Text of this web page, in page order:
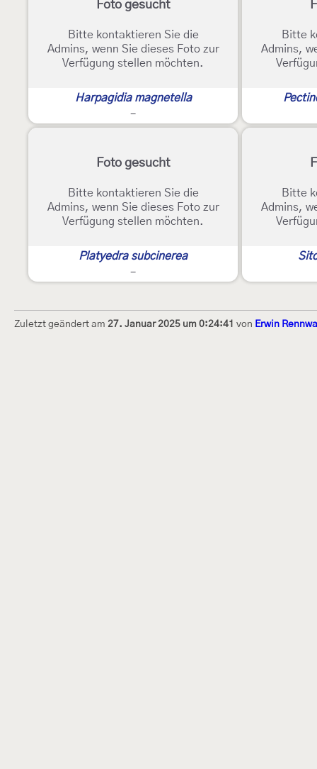
Foto gesucht
Bitte kontaktieren Sie die
Admins, wenn Sie dieses Foto zur
Verfügung stellen möchten.
Harpagidia magnetella
-
Bitte
Admins,
Foto gesucht
Bitte kontaktieren Sie die
Admins, wenn Sie dieses Foto zur
Verfügung stellen möchten.
Platyedra subcinerea
-
Bitte
Admins,
Zuletzt geändert am 27. Januar 2025 um 0:24:41 von Erwin